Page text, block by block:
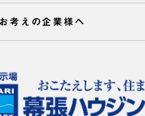
考えの企業様へ